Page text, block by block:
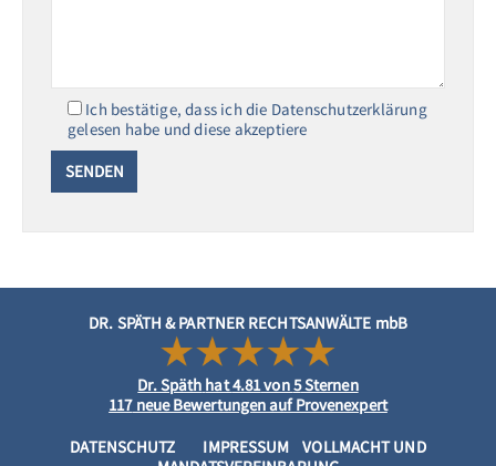
Ich bestätige, dass ich die Datenschutzerklärung
gelesen habe und diese akzeptiere
DR. SPÄTH & PARTNER RECHTSANWÄLTE mbB
Dr. Späth hat4.81von5Sternen
117neue Bewertungen auf Provenexpert
DATENSCHUTZ
IMPRESSUM
VOLLMACHT UND